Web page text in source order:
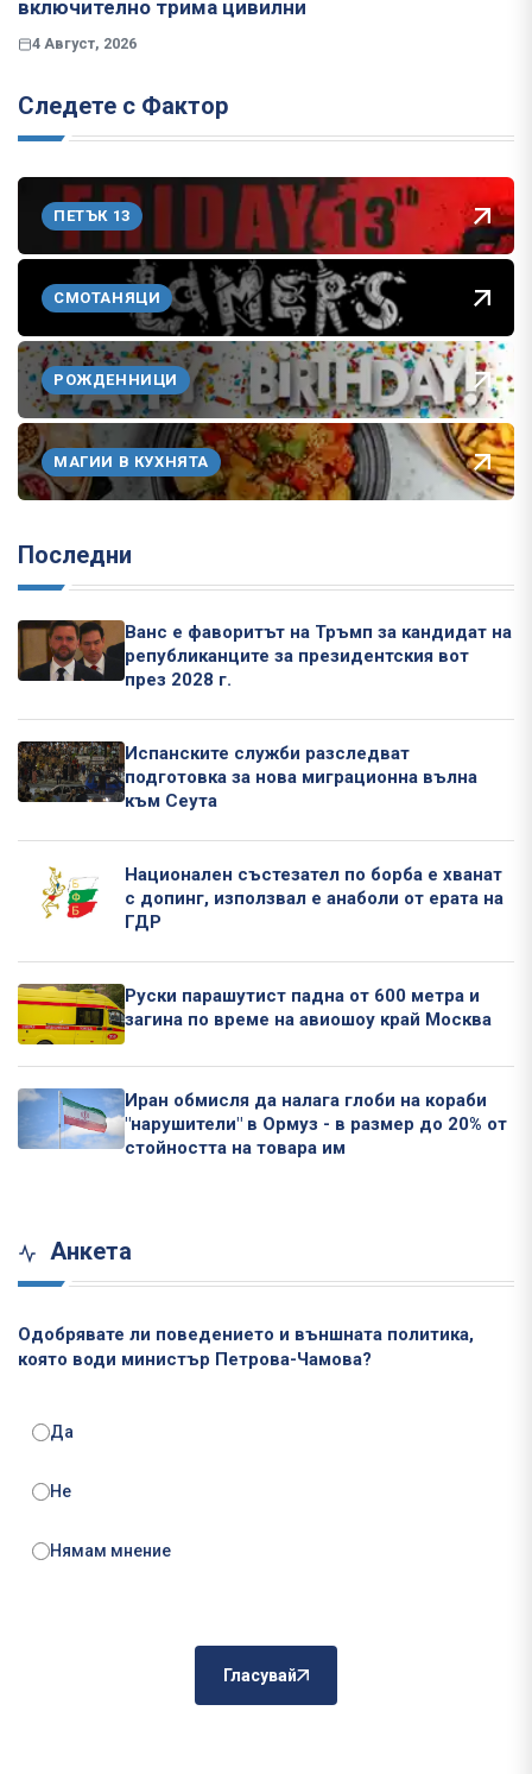
включително трима цивилни
4 Август, 2026
Следете с Фактор
ПЕТЪК 13
СМОТАНЯЦИ
РОЖДЕННИЦИ
МАГИИ В КУХНЯТА
Последни
Ванс е фаворитът на Тръмп за кандидат на
републиканците за президентския вот
през 2028 г.
Испанските служби разследват
подготовка за нова миграционна вълна
към Сеута
Национален състезател по борба е хванат
с допинг, използвал е анаболи от ерата на
ГДР
Руски парашутист падна от 600 метра и
загина по време на авиошоу край Москва
Иран обмисля да налага глоби на кораби
"нарушители" в Ормуз - в размер до 20% от
стойността на товара им
Анкета
Одобрявате ли поведението и външната политика,
която води министър Петрова-Чамова?
Да
Не
Нямам мнение
Гласувай